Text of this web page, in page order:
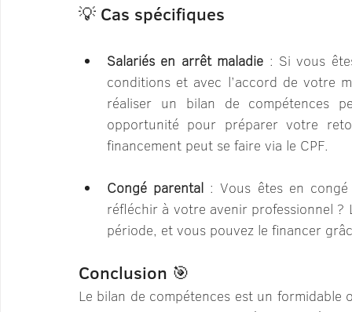
💡 Cas spécifiques
Salariés en arrêt maladie : Si vous
conditions et avec l’accord de votre
réaliser un bilan de compétences
opportunité pour préparer votre
financement peut se faire via le CPF.
Congé parental : Vous êtes en
réfléchir à votre avenir professionnel
période, et vous pouvez le financer
Conclusion 🎯
Le bilan de compétences est un